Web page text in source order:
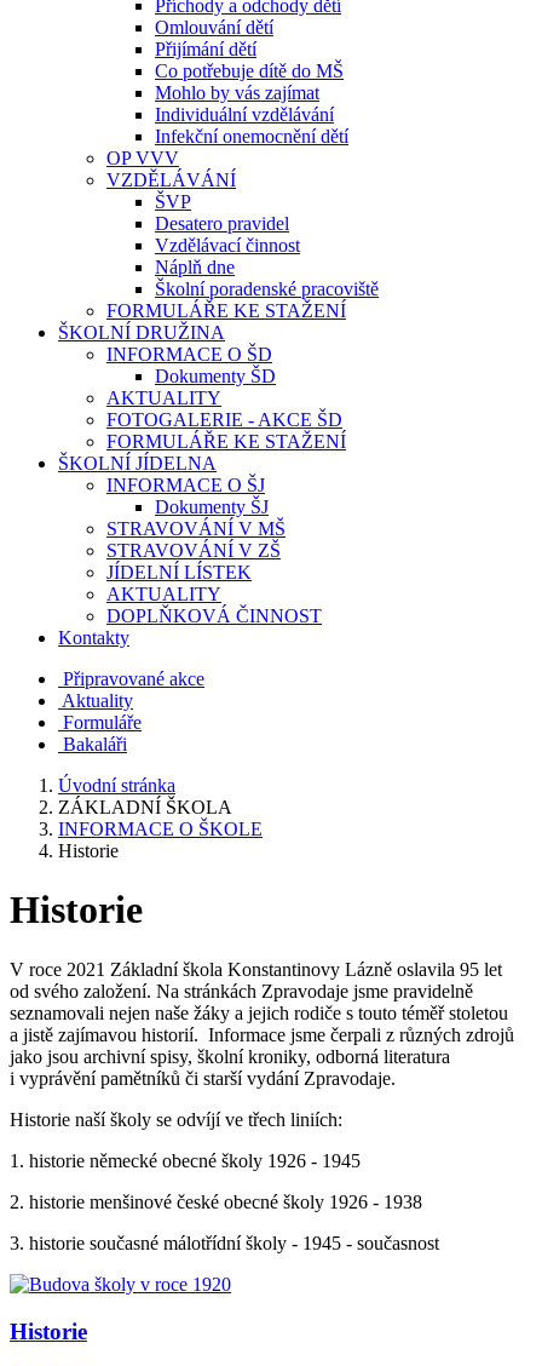
Příchody a odchody dětí
Omlouvání dětí
Přijímání dětí
Co potřebuje dítě do MŠ
Mohlo by vás zajímat
Individuální vzdělávání
Infekční onemocnění dětí
OP VVV
VZDĚLÁVÁNÍ
ŠVP
Desatero pravidel
Vzdělávací činnost
Náplň dne
Školní poradenské pracoviště
FORMULÁŘE KE STAŽENÍ
ŠKOLNÍ DRUŽINA
INFORMACE O ŠD
Dokumenty ŠD
AKTUALITY
FOTOGALERIE - AKCE ŠD
FORMULÁŘE KE STAŽENÍ
ŠKOLNÍ JÍDELNA
INFORMACE O ŠJ
Dokumenty ŠJ
STRAVOVÁNÍ V MŠ
STRAVOVÁNÍ V ZŠ
JÍDELNÍ LÍSTEK
AKTUALITY
DOPLŇKOVÁ ČINNOST
Kontakty
Připravované akce
Aktuality
Formuláře
Bakaláři
Úvodní stránka
ZÁKLADNÍ ŠKOLA
INFORMACE O ŠKOLE
Historie
Historie
V roce 2021 Základní škola Konstantinovy Lázně oslavila 95 let
od svého založení. Na stránkách Zpravodaje jsme pravidelně
seznamovali nejen naše žáky a jejich rodiče s touto téměř stoletou
a jistě zajímavou historií. Informace jsme čerpali z různých zdrojů
jako jsou archivní spisy, školní kroniky, odborná literatura
i vyprávění pamětníků či starší vydání Zpravodaje.
Historie naší školy se odvíjí ve třech liniích:
1. historie německé obecné školy 1926 - 1945
2. historie menšinové české obecné školy 1926 - 1938
3. historie současné málotřídní školy - 1945 - současnost
Historie